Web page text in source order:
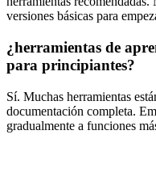
versiones básicas para
¿herramientas de
para principiantes?
Sí. Muchas herramientas
documentación completa.
gradualmente a funciones